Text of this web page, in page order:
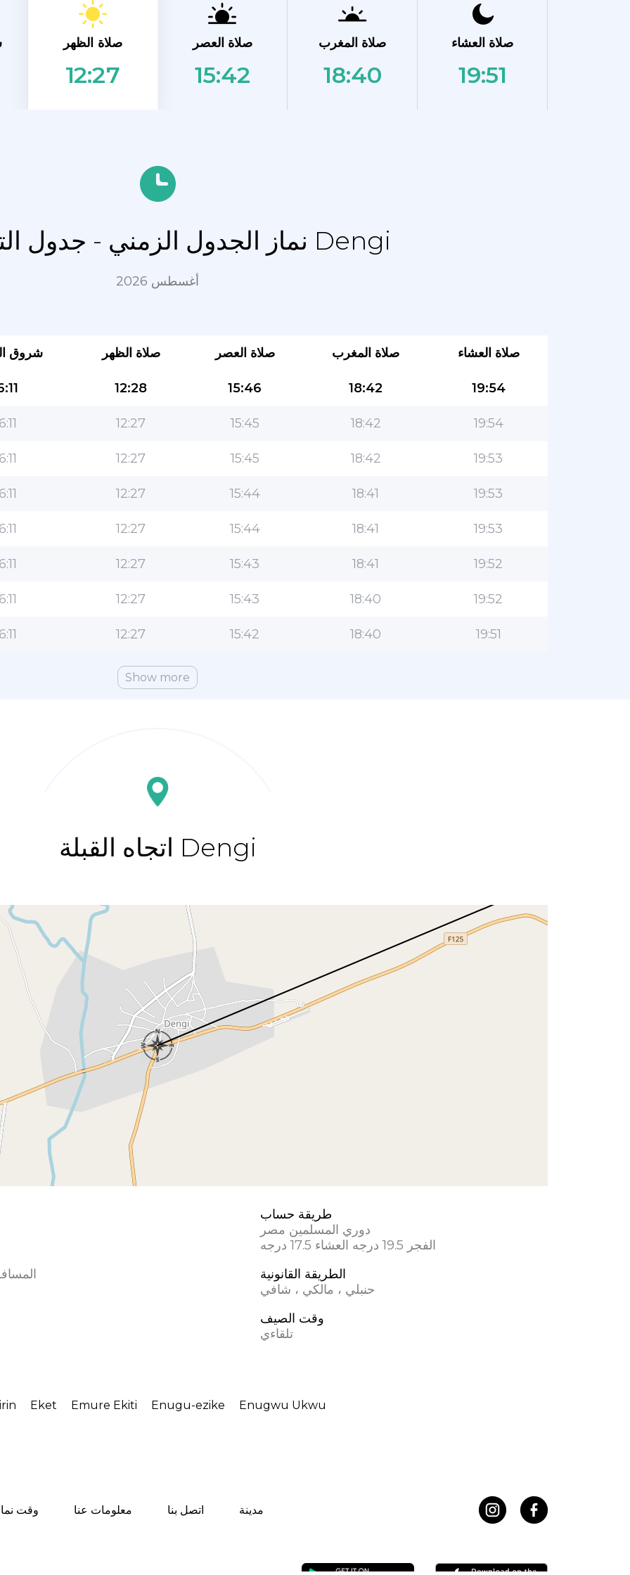
صلاة الظهر
12:27
صلاة العصر
15:42
صلاة المغرب
18:40
صلاة العشاء
19:51
نماز الجدول الزمني - جدول التقويم ل Dengi
أغسطس 2026
شروق صلاة الظهر صلاة العصر صلاة المغرب صلاة العشاء
12:28 15:46 18:42 19:54
12:27 15:45 18:42 19:54
12:27 15:45 18:42 19:53
12:27 15:44 18:41 19:53
12:27 15:44 18:41 19:53
12:27 15:43 18:41 19:52
12:27 15:43 18:40 19:52
12:27 15:42 18:40 19:51
Show more
اتجاه القبلة Dengi
طريقة حساب
دوري المسلمين مصر
الفجر 19.5 درجه العشاء 17.5 درجه
الطريقة القانونية
حنبلي ، مالكي ، شافي
وقت الصيف
تلقاءي
Eket Emure Ekiti Enugu-ezike Enugwu Ukwu
وقت معلومات عنا اتصل بنا مدينة
التطبيق الأكثر شعبية للمسلمين!
التطبيق الإسلامي الشهير لنمط الحياة ، مع ميزات سهلة